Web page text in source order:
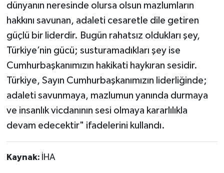
dünyanın neresinde olursa olsun mazlumların
hakkını savunan, adaleti cesaretle dile getiren
güçlü bir liderdir. Bugün rahatsız oldukları şey,
Türkiye’nin gücü; susturamadıkları şey ise
Cumhurbaşkanımızın hakikati haykıran sesidir.
Türkiye, Sayın Cumhurbaşkanımızın liderliğinde;
adaleti savunmaya, mazlumun yanında durmaya
ve insanlık vicdanının sesi olmaya kararlılıkla
devam edecektir" ifadelerini kullandı.
Kaynak: İHA